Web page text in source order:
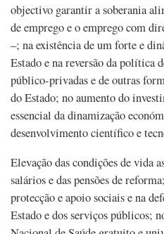
objectivo garantir a soberania
de emprego e o emprego com
–; na existência de um forte e
Estado e na reversão da política
público-privadas e de outras
do Estado; no aumento do
essencial da dinamização
desenvolvimento científico e
Elevação das condições de vida
salários e das pensões de
protecção e apoio sociais e na
Estado e dos serviços públicos;